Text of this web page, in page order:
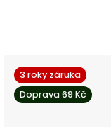
3 roky záruka
Doprava 69 Kč